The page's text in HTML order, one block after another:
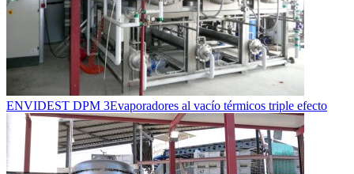
ENVIDEST DPM 3Evaporadores al vacío térmicos triple efecto